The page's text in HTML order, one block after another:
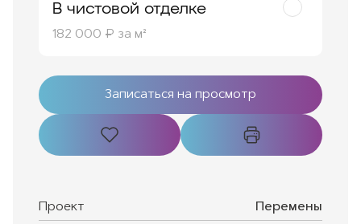
В чистовой отделке
182 000 ₽ за м²
Записаться на просмотр
Проект Перемены